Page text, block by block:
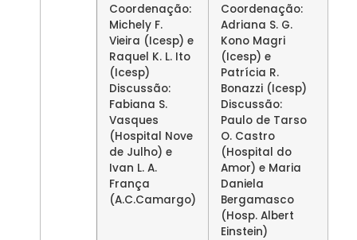
Coordenação:
Michely F.
Vieira (Icesp) e
Raquel K. L. Ito
(Icesp)
Discussão:
Fabiana S.
Vasques
(Hospital Nove
de Julho) e
Ivan L. A.
França
(A.C.Camargo)
Coordenação:
Adriana S. G.
Kono Magri
(Icesp) e
Patrícia R.
Bonazzi (Icesp)
Discussão:
Paulo de Tarso
O. Castro
(Hospital do
Amor) e Maria
Daniela
Bergamasco
(Hosp. Albert
Einstein)